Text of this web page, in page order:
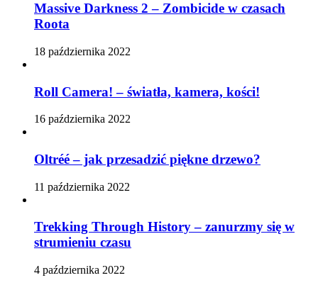
Massive Darkness 2 – Zombicide w czasach
Roota
18 października 2022
Roll Camera! – światła, kamera, kości!
16 października 2022
Oltréé – jak przesadzić piękne drzewo?
11 października 2022
Trekking Through History – zanurzmy się w
strumieniu czasu
4 października 2022